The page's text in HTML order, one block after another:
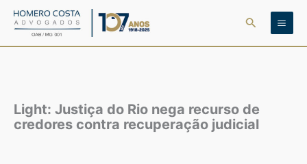
para
Pesquisar
Light: Justiça do Rio nega recurso de
credores contra recuperação judicial